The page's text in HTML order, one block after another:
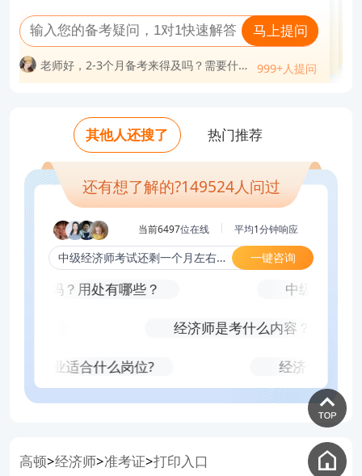
马上提问
老师好，2-3个月备考来得及吗？需要什么
资料？
老师好，在职人员一次性通过中级经济师
少钱？
老师好，中级经济师考试难吗？哪个科目
专业最简单？
老师好，中级经济师通过率排名？真实考
试难度？
999+人提问
马上提问
老师好，为什么身边考的人都选人力和工
商考？
老师好，38岁才开始考中级经济师会不会
多少工作年限？
老师好，中级经济师挂证一年多少钱，怎
么操作？
老师好，中级经济师只刷题库可以考过
吗？
999+人提问
马上提问
老师好，中级经济师专业怎么选？
老师好，中级经济师考试必须一次性过两
科吗？
老师好，2023年中级经济师买什么资料？
老师好，自学几个月能考中级经济师？
999+人提问
老师好，2-3个月备考来得及吗？需要什么
资料？
难吗？
专业最简单？
老师好，中级经济师通过率排名？真实考
999+人提问
其他人还搜了 热门推荐
还有想了解的?149524人问过
当前6497位在线 平均1分钟响应
中级经济师考试还剩一个月左右，该怎么复习？ 一键咨询
量高吗？用处有哪些？ 中级经济师
经济师是考什么内容？
税收专业适合什么岗位? 经济师考试
高顿>经济师>准考证>打印入口